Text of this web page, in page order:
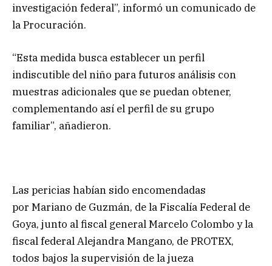
investigación federal”, informó un comunicado de
la Procuración.
“Esta medida busca establecer un perfil
indiscutible del niño parafuturos análisis con
muestras adicionales que se puedan obtener,
complementando así el perfil de su grupo
familiar”, añadieron.
Las pericias habían sido encomendadas
por Mariano de Guzmán, de la Fiscalía Federal de
Goya, junto al fiscal general Marcelo Colombo y la
fiscal federal Alejandra Mangano, de PROTEX,
todos bajos la supervisión de la jueza